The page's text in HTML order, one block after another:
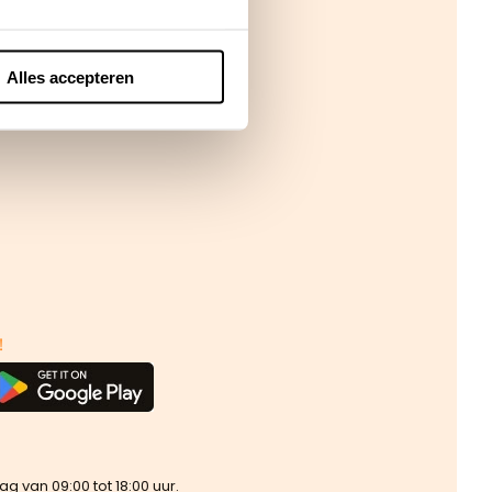
Alles accepteren
van 09:00 tot 18:00 uur.